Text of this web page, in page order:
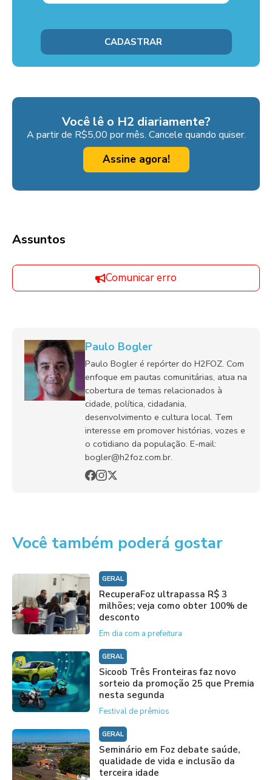
Você lê o H2 diariamente?
A partir de R$5,00 por mês. Cancele quando quiser.
Assine agora!
Assuntos
Comunicar erro
Paulo Bogler
Paulo Bogler é repórter do H2FOZ. Com
enfoque em pautas comunitárias, atua na
cobertura de temas relacionados à
cidade, política, cidadania,
desenvolvimento e cultura local. Tem
interesse em promover histórias, vozes e
o cotidiano da população. E-mail:
bogler@h2foz.com.br.
Você também poderá gostar
GERAL
RecuperaFoz ultrapassa R$ 3
milhões; veja como obter 100% de
desconto
Em dia com a prefeitura
GERAL
Sicoob Três Fronteiras faz novo
sorteio da promoção 25 que Premia
nesta segunda
Festival de prêmios
GERAL
Seminário em Foz debate saúde,
qualidade de vida e inclusão da
terceira idade